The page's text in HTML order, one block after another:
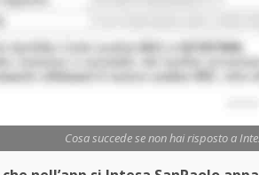
Cosa succede se non hai risposto a